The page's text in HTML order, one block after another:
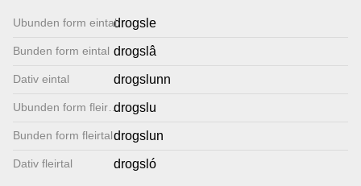
Ubunden form eintaldrogsle
Bunden form eintal drogslâ
Dativ eintal drogslunn
Ubunden form fleirtal
drogslu
Bunden form fleirtaldrogslun
Dativ fleirtal drogsló
Lenkjer
Kontakt
oss